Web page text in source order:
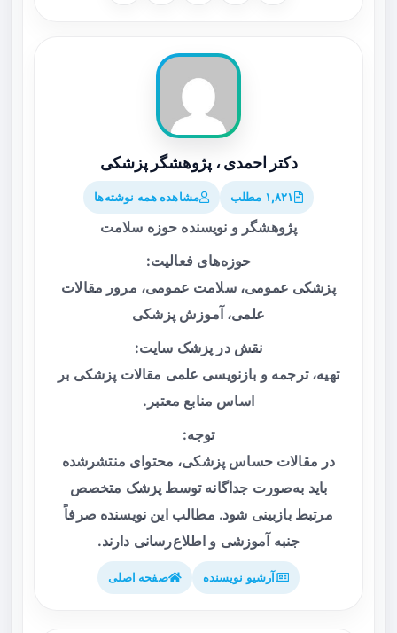
دکتر احمدی ، پژوهشگر پزشکی
۱,۸۲۱ مطلب مشاهده همه نوشته‌ها
پژوهشگر و نویسنده حوزه سلامت
حوزه‌های فعالیت:
پزشکی عمومی، سلامت عمومی، مرور مقالات
علمی، آموزش پزشکی
نقش در پزشک سایت:
تهیه، ترجمه و بازنویسی علمی مقالات پزشکی بر
اساس منابع معتبر.
توجه:
در مقالات حساس پزشکی، محتوای منتشرشده
باید به‌صورت جداگانه توسط پزشک متخصص
مرتبط بازبینی شود. مطالب این نویسنده صرفاً
جنبه آموزشی و اطلاع‌رسانی دارند.
آرشیو نویسنده صفحه اصلی